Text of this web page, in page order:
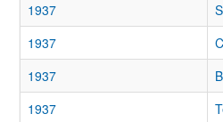
1937
1937
1937
1937